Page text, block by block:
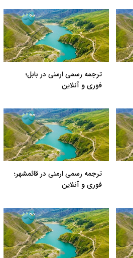
ترجمه رسمی ارمنی در بابل؛
فوری و آنلاین
ترجمه رسمی ارمنی در قائمشهر؛
فوری و آنلاین